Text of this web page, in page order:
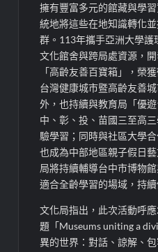
擁有豐富多元的館藏與學
統地將這些在地知識轉化
群。113年攜手亞洲大學
文化館舍與跨局處資源，
「高齡友善百寶箱」，榮
台灣健康城市暨高齡友善
外，也持續與教育局「優
中、彰、投、苗國三至高
驗學習；同時與社區大學
也成為中部地區親子假日
局將持續輔導台中市博物
適合全齡學習的場域，持
文化局指出，此次活動呼
題「Museums uniting a
異的世界：對話、諒解、